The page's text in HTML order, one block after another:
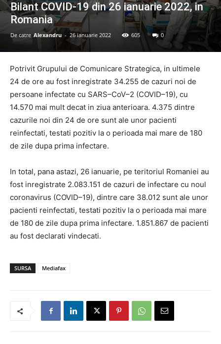
Bilant COVID-19 din 26 ianuarie 2022, in
Romania
De catre Alexandru - 26 ianuarie 2022 605 0
Potrivit Grupului de Comunicare Strategica, in ultimele
24 de ore au fost inregistrate 34.255 de cazuri noi de
persoane infectate cu SARS–CoV–2 (COVID–19), cu
14.570 mai mult decat in ziua anterioara. 4.375 dintre
cazurile noi din 24 de ore sunt ale unor pacienti
reinfectati, testati pozitiv la o perioada mai mare de 180
de zile dupa prima infectare.
In total, pana astazi, 26 ianuarie, pe teritoriul Romaniei au
fost inregistrate 2.083.151 de cazuri de infectare cu noul
coronavirus (COVID–19), dintre care 38.012 sunt ale unor
pacienti reinfectati, testati pozitiv la o perioada mai mare
de 180 de zile dupa prima infectare. 1.851.867 de pacienti
au fost declarati vindecati.
SURSA Mediafax